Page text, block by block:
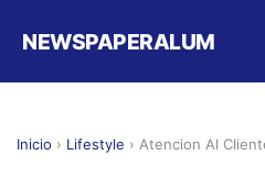
NEWSPAPERALUM
Inicio › Lifestyle › Atencion Al